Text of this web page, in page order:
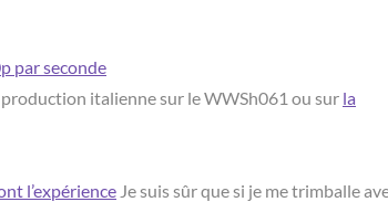
par seconde
italienne sur le WWSh061 ou sur la
l’expérience Je suis sûr que si je me trimballe